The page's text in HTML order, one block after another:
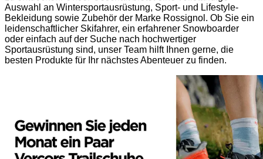
Auswahl an Wintersportausrüstung, Sport- und Lifestyle-
Bekleidung sowie Zubehör der Marke Rossignol. Ob Sie ein
leidenschaftlicher Skifahrer, ein erfahrener Snowboarder
oder einfach auf der Suche nach hochwertiger
Sportausrüstung sind, unser Team hilft Ihnen gerne, die
besten Produkte für Ihr nächstes Abenteuer zu finden.